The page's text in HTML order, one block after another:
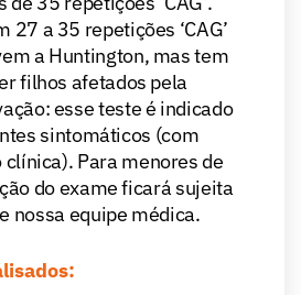
27 a 35 repetições ‘CAG’
a Huntington, mas tem
filhos afetados pela
esse teste é indicado
sintomáticos (com
Para menores de
do exame ficará sujeita
nossa equipe médica.